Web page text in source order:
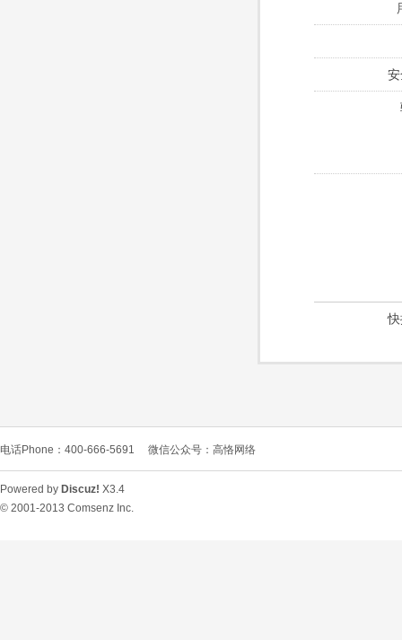
电话Phone：400-666-5691 微信公众号：高恪网络
Powered by Discuz! X3.4
© 2001-2013 Comsenz Inc.